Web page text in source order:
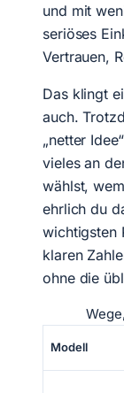
und mit
seriöses
Vertrauen,
Das klingt
auch.
„netter
vieles an
wählst,
ehrlich du
wichtigsten
klaren
ohne die
Modell